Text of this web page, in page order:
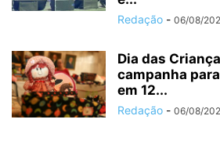
Redação - 06/08/
Dia das
campanha
em 12...
Redação - 06/08/